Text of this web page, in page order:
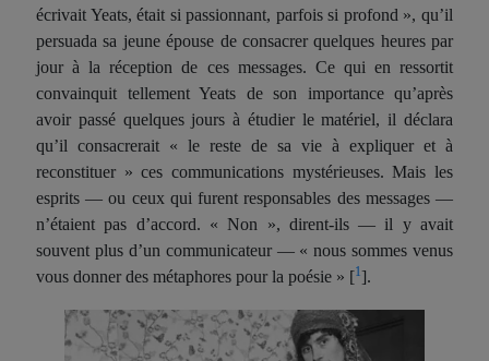
écrivait Yeats, était si passionnant, parfois si profond », qu’il
persuada sa jeune épouse de consacrer quelques heures par
jour à la réception de ces messages. Ce qui en ressortit
convainquit tellement Yeats de son importance qu’après
avoir passé quelques jours à étudier le matériel, il déclara
qu’il consacrerait « le reste de sa vie à expliquer et à
reconstituer » ces communications mystérieuses. Mais les
esprits — ou ceux quifurent responsables des messages —
n’étaient pas d’accord. « Non », dirent-ils — il y avait
souvent plus d’un communicateur — « nous sommes venus
vous donner des métaphores pour la poésie » [1].